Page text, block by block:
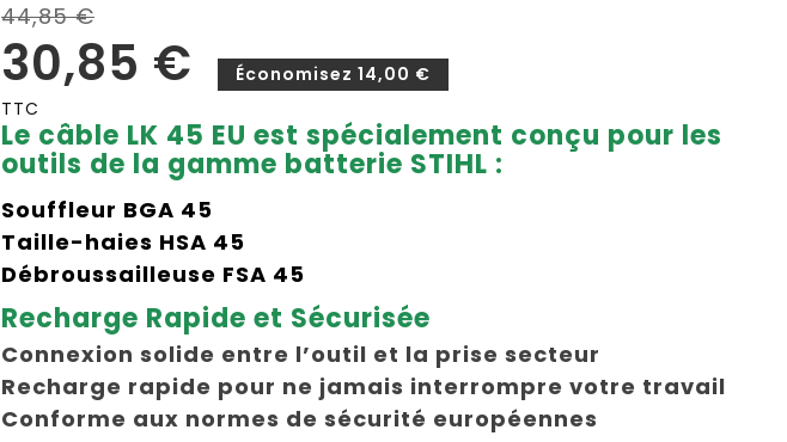
44,85 €
30,85 €
Économisez 14,00 €
TTC
Le câble LK 45 EU est spécialement conçu pour les
outils de la gamme batterie STIHL :
Souffleur BGA 45
Taille-haies HSA 45
Débroussailleuse FSA 45
Recharge Rapide et Sécurisée
Connexion solide entre l’outil et la prise secteur
Recharge rapide pour ne jamais interrompre votre travail
Conforme aux normes de sécurité européennes